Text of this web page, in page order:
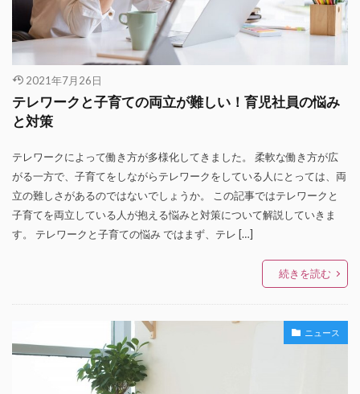
2021年7月26日
テレワークと子育ての両立が難しい！育児社員の悩み
と対策
テレワークによって働き方が多様化してきました。 柔軟な働き方が広
がる一方で、子育てをしながらテレワークをしている人にとっては、両
立の難しさがあるのではないでしょうか。 この記事ではテレワークと
子育てを両立している人が抱える悩みと対策について解説していきま
す。 テレワークと子育ての悩み ではまず、テレ […]
続きを読む
ニュース